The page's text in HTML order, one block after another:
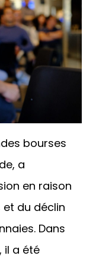
bourses
a
en raison
du déclin
Dans
il a été